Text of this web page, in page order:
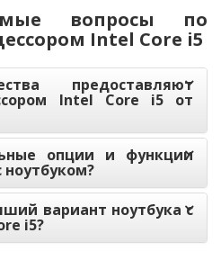
вопросы по
Intel Core i5
предоставляют
Intel Core i5 от
опции и функции
вариант ноутбука с
i5?